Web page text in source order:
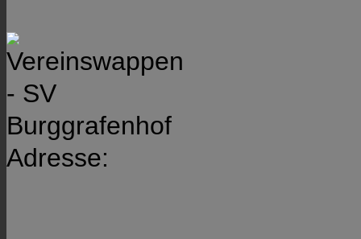
Adresse: